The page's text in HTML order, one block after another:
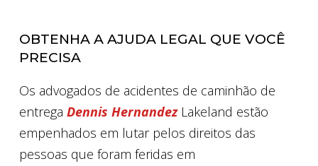
OBTENHA A AJUDA LEGAL QUE VOCÊ
PRECISA
Os advogados de acidentes de caminhão de
entrega Dennis HernandezLakeland estão
empenhados em lutar pelos direitos das
pessoas que foram feridas em